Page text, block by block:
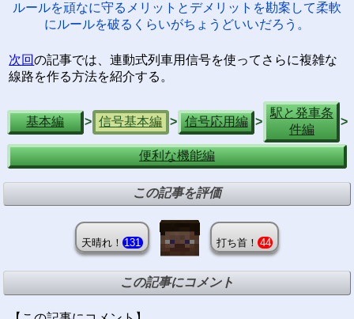
ルールを頑なに守るメリットとデメリットを勘案して柔軟
にルールを破るくらいがちょうどいいだろう。
次回の記事では、連動式列車用信号を使ってさらに複雑な
線路を作る方法を紹介する。
基本編 > 信号基本編 > 信号応用編 >
駅と発車条
件編
>
便利な機能編
この記事を評価
天晴れ！ 131 打ち首！ 44
この記事にコメント